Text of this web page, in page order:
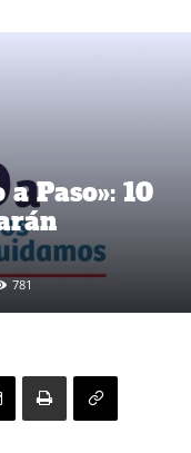
Paso»: 10
781